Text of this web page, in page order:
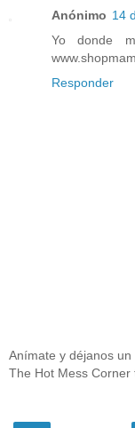
Anónimo 14
Yo donde
Responder
Anímate y déjanos
The Hot Mess Corner